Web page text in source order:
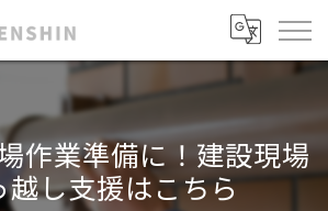
作業準備に！建設現場
越し支援はこちら